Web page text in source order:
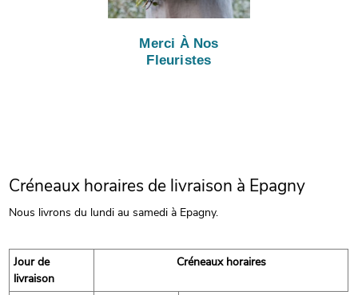
Merci À Nos
Fleuristes
Créneaux horaires de livraison à Epagny
Nous livrons du lundi au samedi à Epagny.
Jour de
livraison
Créneaux horaires